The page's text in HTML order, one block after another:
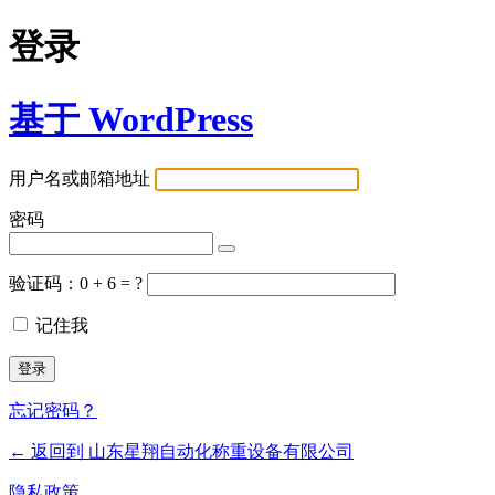
登录
基于 WordPress
用户名或邮箱地址
密码
验证码：0 + 6 = ?
记住我
忘记密码？
← 返回到 山东星翔自动化称重设备有限公司